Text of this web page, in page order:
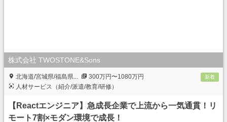
株式会社 TWOSTONE&Sons
新着
北海道/宮城県/福島県...
300万円〜1080万円
人材サービス（紹介/派遣/教育/研修）
【Reactエンジニア】急成長企業で上流から一気通貫！リ
モート7割×モダン環境で成長！